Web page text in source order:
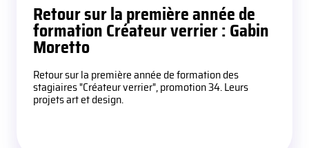
Retour sur la première année de
formation Créateur verrier : Gabin
Moretto
Retour sur la première année de formation des
stagiaires "Créateur verrier", promotion 34. Leurs
projets art et design.